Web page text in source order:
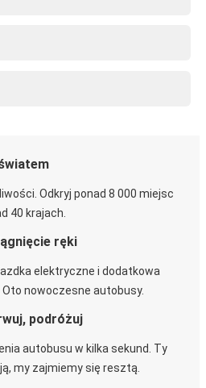
Odkryj ponad 8 000 miejsc
40 krajach.
ręki
elektryczne i dodatkowa
nowoczesne autobusy.
podróżuj
autobusu w kilka sekund. Ty
my zajmiemy się resztą.